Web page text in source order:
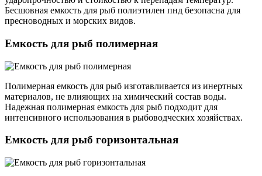
Бесшовная емкость для рыб полиэтилен пнд безопасна для
пресноводных и морских видов.
Емкость для рыб полимерная
Полимерная емкость для рыб изготавливается из инертных
материалов, не влияющих на химический состав воды.
Надежная полимерная емкость для рыб подходит для
интенсивного использования в рыбоводческих хозяйствах.
Емкость для рыб горизонтальная